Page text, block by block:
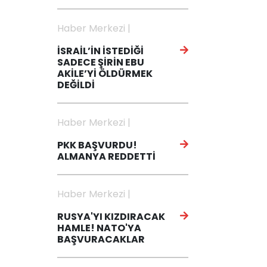
Haber Merkezi |
İSRAİL’İN İSTEDİĞİ
SADECE ŞİRİN EBU
AKİLE’Yİ ÖLDÜRMEK
DEĞİLDİ
Haber Merkezi |
PKK BAŞVURDU!
ALMANYA REDDETTİ
Haber Merkezi |
RUSYA'YI KIZDIRACAK
HAMLE! NATO'YA
BAŞVURACAKLAR